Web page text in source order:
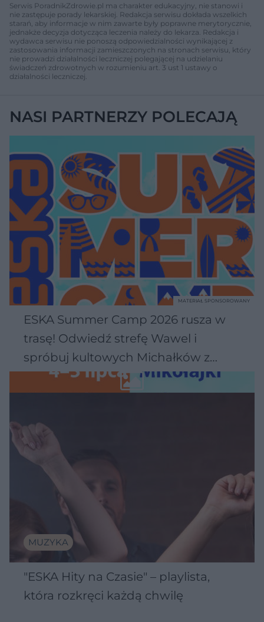
Serwis PoradnikZdrowie.pl ma charakter edukacyjny, nie stanowi i
nie zastępuje porady lekarskiej. Redakcja serwisu dokłada wszelkich
starań, aby informacje w nim zawarte były poprawne merytorycznie,
jednakże decyzja dotycząca leczenia należy do lekarza. Redakcja i
wydawca serwisu nie ponoszą odpowiedzialności wynikającej z
zastosowania informacji zamieszczonych na stronach serwisu, który
nie prowadzi działalności leczniczej polegającej na udzielaniu
świadczeń zdrowotnych w rozumieniu art. 3 ust 1 ustawy o
działalności leczniczej.
NASI PARTNERZY POLECAJĄ
ESKA Summer Camp 2026 rusza w
trasę! Odwiedź strefę Wawel i
spróbuj kultowych Michałków z
Wawelu
MATERIAŁ SPONSOROWANY
MUZYKA
"ESKA Hity na Czasie" – playlista,
która rozkręci każdą chwilę